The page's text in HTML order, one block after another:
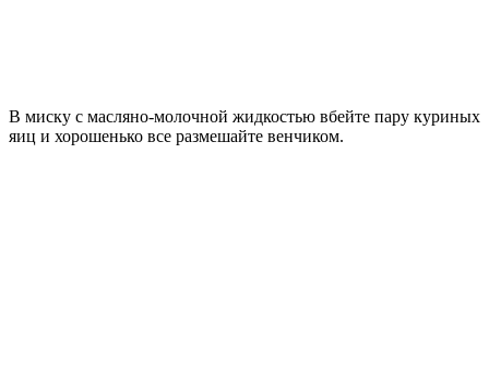
В миску с масляно-молочной жидкостью вбейте пару куриных
яиц и хорошенько все размешайте венчиком.